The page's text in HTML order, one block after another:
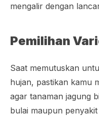
mengalir dengan
Pemilihan
Saat memutuskan
hujan, pastikan kamu
agar tanaman jagung
bulai maupun